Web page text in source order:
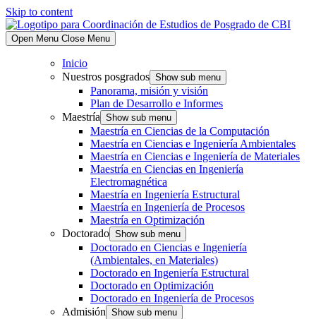
Skip to content
Open Menu Close Menu
Inicio
Nuestros posgrados Show sub menu
Panorama, misión y visión
Plan de Desarrollo e Informes
Maestría Show sub menu
Maestría en Ciencias de la Computación
Maestría en Ciencias e Ingeniería Ambientales
Maestría en Ciencias e Ingeniería de Materiales
Maestría en Ciencias en Ingeniería
Electromagnética
Maestría en Ingeniería Estructural
Maestría en Ingeniería de Procesos
Maestría en Optimización
Doctorado Show sub menu
Doctorado en Ciencias e Ingeniería
(Ambientales, en Materiales)
Doctorado en Ingeniería Estructural
Doctorado en Optimización
Doctorado en Ingeniería de Procesos
Admisión Show sub menu